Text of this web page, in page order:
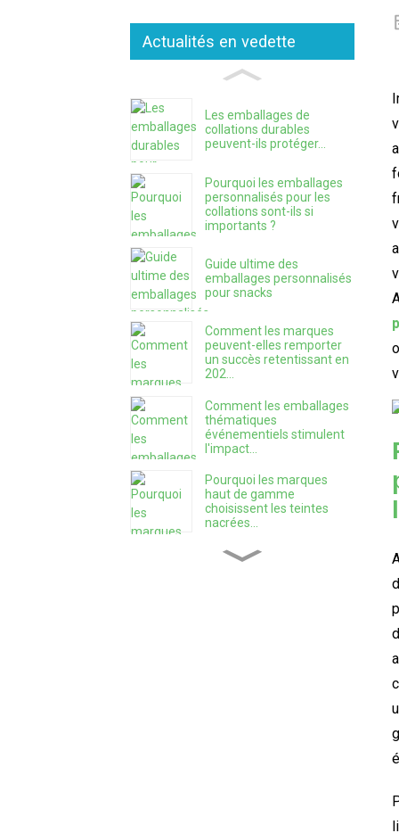
Actualités en vedette
Les emballages de
collations durables
peuvent-ils protéger...
Pourquoi les emballages
personnalisés pour les
collations sont-ils si
importants ?
Guide ultime des
emballages personnalisés
pour snacks
Comment les marques
peuvent-elles remporter
un succès retentissant en
202...
Comment les emballages
thématiques
événementiels stimulent
l'impact...
Pourquoi les marques
haut de gamme
choisissent les teintes
nacrées...
Les 9 erreurs les plus